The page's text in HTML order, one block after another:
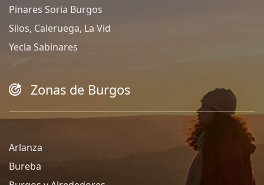
Pinares Soria Burgos
Silos, Caleruega, La Vid
Yecla Sabinares
Zonas de Burgos
Arlanza
Bureba